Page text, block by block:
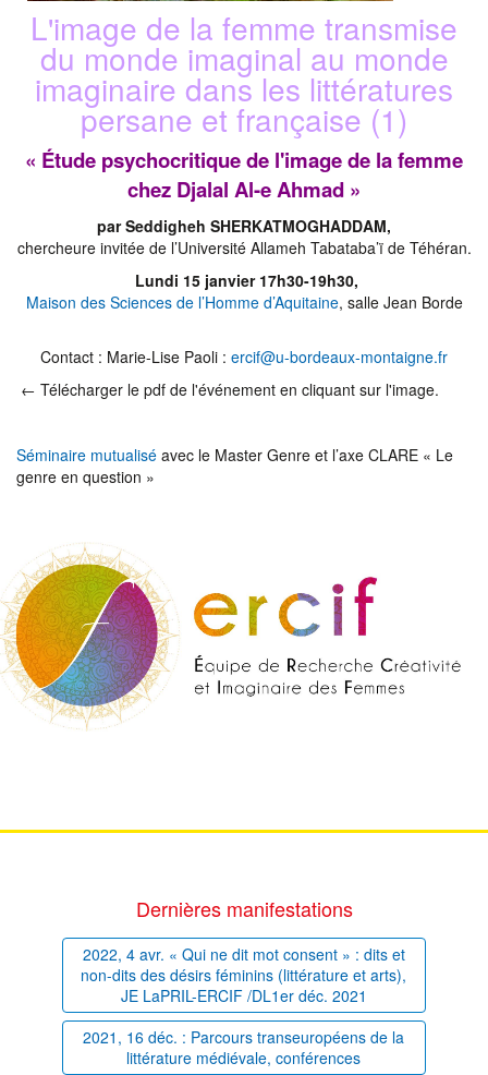
L'image de la femme transmise
du monde imaginal au monde
imaginaire dans les littératures
persane et française (1)
« Étude psychocritique de l'image de la femme
chez Djalal Al-e Ahmad »
par Seddigheh SHERKATMOGHADDAM,
chercheure invitée de l’Université Allameh Tabataba’ï de Téhéran.
Lundi 15 janvier 17h30-19h30,
Maison des Sciences de l’Homme d’Aquitaine, salle Jean Borde
Contact : Marie-Lise Paoli : ercif@u-bordeaux-montaigne.fr
← Télécharger le pdf de l'événement en cliquant sur l'image.
Séminaire mutualisé avec le Master Genre et l’axe CLARE « Le
genre en question »
Dernières manifestations
2022, 4 avr. « Qui ne dit mot consent » : dits et
non-dits des désirs féminins (littérature et arts),
JE LaPRIL-ERCIF /DL1er déc. 2021
2021, 16 déc. : Parcours transeuropéens de la
littérature médiévale, conférences